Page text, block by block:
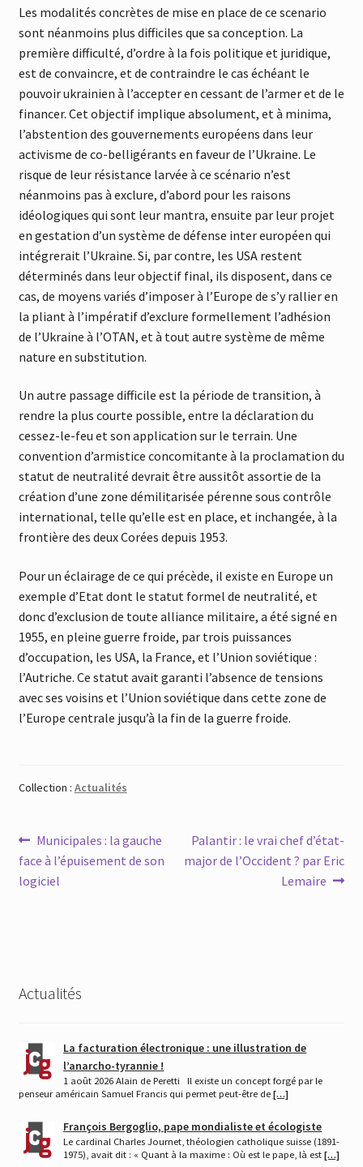
Les modalités concrètes de mise en place de ce scenario
sont néanmoins plus difficiles que sa conception. La
première difficulté, d’ordre à la fois politique et juridique,
est de convaincre, et de contraindre le cas échéant le
pouvoir ukrainien à l’accepter en cessant de l’armer et de le
financer. Cet objectif implique absolument, et à minima,
l’abstention des gouvernements européens dans leur
activisme de co-belligérants en faveur de l’Ukraine. Le
risque de leur résistance larvée à ce scénario n’est
néanmoins pas à exclure, d’abord pour les raisons
idéologiques qui sont leur mantra, ensuite par leur projet
en gestation d’un système de défense inter européen qui
intégrerait l’Ukraine. Si, par contre, les USA restent
déterminés dans leur objectif final, ils disposent, dans ce
cas, de moyens variés d’imposer à l’Europe de s’y rallier en
la pliant à l’impératif d’exclure formellement l’adhésion
de l’Ukraine à l’OTAN, et à tout autre système de même
nature en substitution.
Un autre passage difficile est la période de transition, à
rendre la plus courte possible, entre la déclaration du
cessez-le-feu et son application sur le terrain. Une
convention d’armistice concomitante à la proclamation du
statut de neutralité devrait être aussitôt assortie de la
création d’une zone démilitarisée pérenne sous contrôle
international, telle qu’elle est en place, et inchangée, à la
frontière des deux Corées depuis 1953.
Pour un éclairage de ce qui précède, il existe en Europe un
exemple d’Etat dont le statut formel de neutralité, et
donc d’exclusion de toute alliance militaire, a été signé en
1955, en pleine guerre froide, par trois puissances
d’occupation, les USA, la France, et l’Union soviétique :
l’Autriche. Ce statut avait garanti l’absence de tensions
avec ses voisins et l’Union soviétique dans cette zone de
l’Europe centrale jusqu’à la fin de la guerre froide.
Collection : Actualités
Navigation
de
Article
précédent :
Municipales : la gauche
face à l’épuisement de son
logiciel
Article
suivant :
Palantir : le vrai chef d’état-
major de l’Occident ? par Eric
Lemaire
Actualités
La facturation électronique : une illustration de
l’anarcho-tyrannie !
1 août 2026 Alain de Peretti Il existe un concept forgé par le
penseur américain Samuel Francis qui permet peut-être de […]
François Bergoglio, pape mondialiste et écologiste
Le cardinal Charles Journet, théologien catholique suisse (1891-
1975), avait dit : « Quant à la maxime : Où est le pape, là est[…]